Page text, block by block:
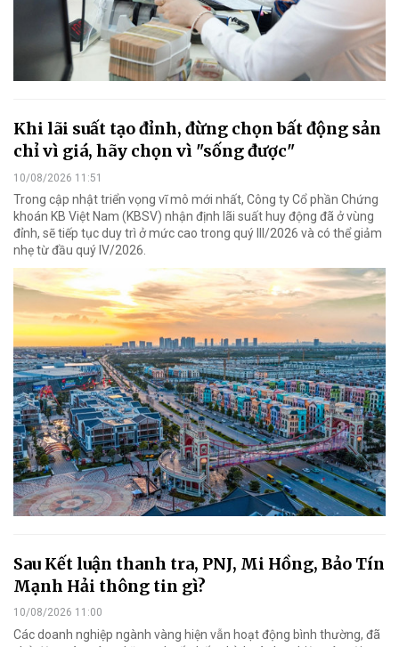
Khi lãi suất tạo đỉnh, đừng chọn bất động sản
chỉ vì giá, hãy chọn vì "sống được"
10/08/2026 11:51
Trong cập nhật triển vọng vĩ mô mới nhất, Công ty Cổ phần Chứng
khoán KB Việt Nam (KBSV) nhận định lãi suất huy động đã ở vùng
đỉnh, sẽ tiếp tục duy trì ở mức cao trong quý III/2026 và có thể giảm
nhẹ từ đầu quý IV/2026.
Sau Kết luận thanh tra, PNJ, Mi Hồng, Bảo Tín
Mạnh Hải thông tin gì?
10/08/2026 11:00
Các doanh nghiệp ngành vàng hiện vẫn hoạt động bình thường, đã